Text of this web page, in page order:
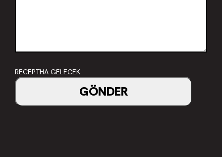
RECEPTHA GELECEK
GÖNDER